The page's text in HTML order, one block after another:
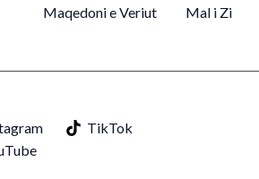
Maqedoni e Veriut
Mal i Zi
TikTok